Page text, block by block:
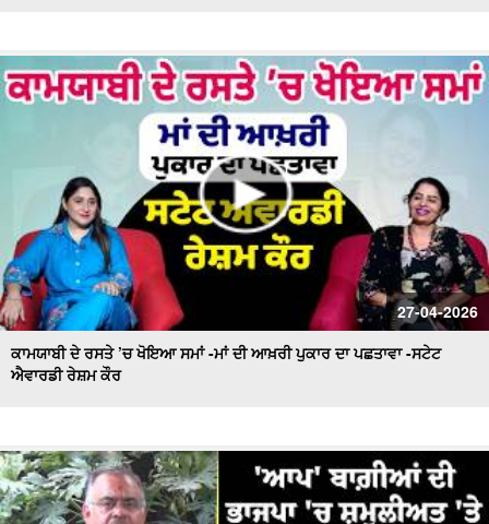
27-04-2026
ਕਾਮਯਾਬੀ ਦੇ ਰਸਤੇ ’ਚ ਖੋਇਆ ਸਮਾਂ -ਮਾਂ ਦੀ ਆਖ਼ਰੀ ਪੁਕਾਰ ਦਾ ਪਛਤਾਵਾ -ਸਟੇਟ
ਐਵਾਰਡੀ ਰੇਸ਼ਮ ਕੌਰ